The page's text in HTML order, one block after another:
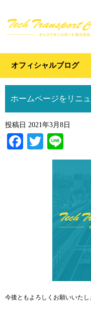
オフィシャルブログ
ホームページをリニ
投稿日 2021年3月8日
Facebook
Twitter
今後ともよろしくお願いいたし